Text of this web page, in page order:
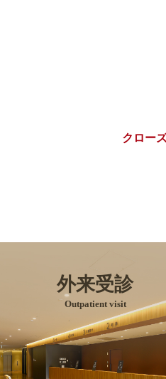
クロー
外来受診
Outpatient visit